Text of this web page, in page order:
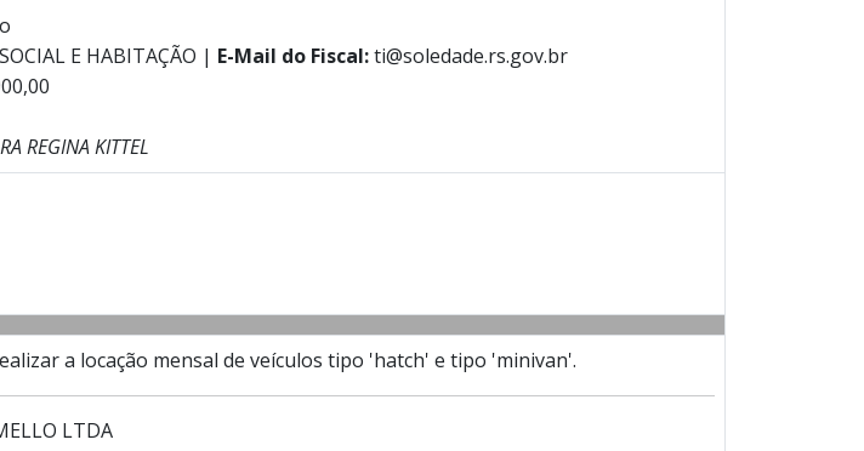
E HABITAÇÃO | E-Mail do Fiscal:ti@soledade.rs.gov.br
REGINA KITTEL
a locação mensal de veículos tipo 'hatch' e tipo 'minivan'.
LTDA